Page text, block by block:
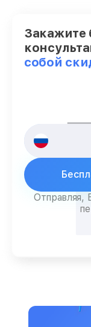
Закажите
собой
Отправляя,